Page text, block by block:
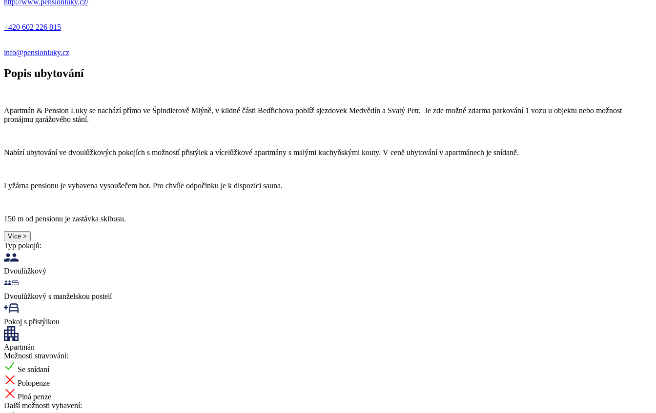
+420 602 226 815
info@pensionluky.cz
Popis ubytování
Apartmán & Pension Luky se nachází přímo ve Špindlerově Mlýně, v klidné části Bedřichova poblíž sjezdovek Medvědín a Svatý Petr. Je zde možné zdarma parkování 1 vozu u objektu nebo možnost
pronájmu garážového stání.
Nabízí ubytování ve dvoulůžkových pokojích s možností přistýlek a vícelůžkové apartmány s malými kuchyňskými kouty. V ceně ubytování v apartmánech je snídaně.
Lyžárna pensionu je vybavena vysoušečem bot. Pro chvíle odpočinku je k dispozici sauna.
150 m od pensionu je zastávka skibusu.
Více >
Typ pokojů:
Dvoulůžkový
Dvoulůžkový s manželskou postelí
Pokoj s přistýlkou
Apartmán
Možnosti stravování:
Se snídaní
Polopenze
Plná penze
Další možnosti vybavení: